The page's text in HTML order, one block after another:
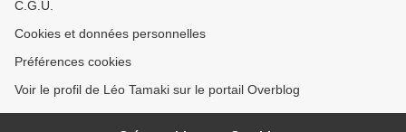
C.G.U.
Cookies et données personnelles
Préférences cookies
Voir le profil de Léo Tamaki sur le portail Overblog